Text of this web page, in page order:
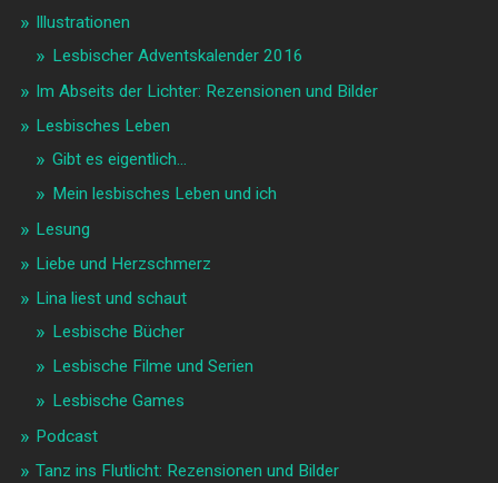
Illustrationen
Lesbischer Adventskalender 2016
Im Abseits der Lichter: Rezensionen und Bilder
Lesbisches Leben
Gibt es eigentlich…
Mein lesbisches Leben und ich
Lesung
Liebe und Herzschmerz
Lina liest und schaut
Lesbische Bücher
Lesbische Filme und Serien
Lesbische Games
Podcast
Tanz ins Flutlicht: Rezensionen und Bilder